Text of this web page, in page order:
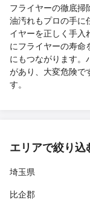
フライヤーの徹底掃
油汚れもプロの手に
イヤーを正しく手入
にフライヤーの寿命
にもつながります。
があり、大変危険で
す。
エリアで絞り込
埼玉県
比企郡